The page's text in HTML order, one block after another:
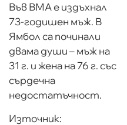
Във ВМА е издъхнал
73-годишен мъж. В
Ямбол са починали
двама души – мъж на
31 г. и жена на 76 г. със
сърдечна
недостатъчност.
Източник: